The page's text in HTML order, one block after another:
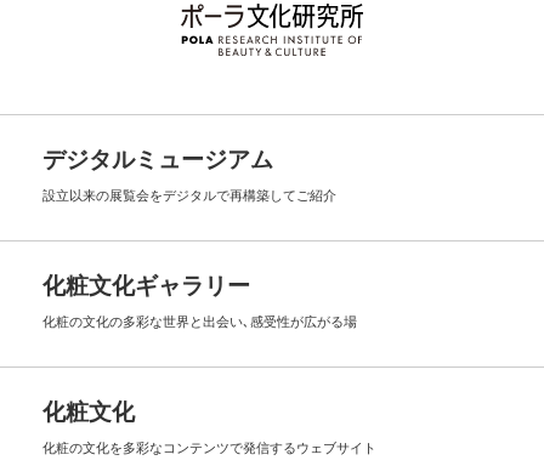
デジタルミュージアム
設立以来の展覧会をデジタルで再構築してご紹介
化粧文化ギャラリー
化粧の文化の多彩な世界と出会い､ 感受性が広がる場
化粧文化
化粧の文化を多彩なコンテンツで発信するウェブサイト